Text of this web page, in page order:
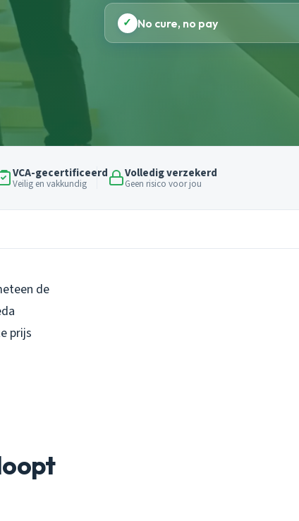
✓ No cure, no pay
VCA-gecertificeerd
Veilig en vakkundig
Volledig verzekerd
Geen risico voor jou
de
prijs